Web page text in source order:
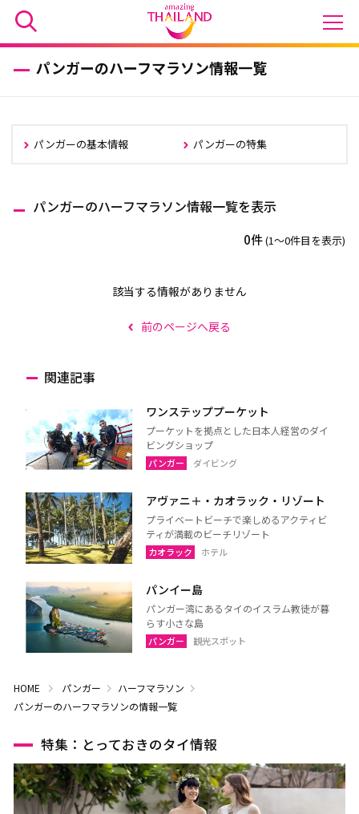
パンガーのハーフマラソン情報一覧
パンガーの基本情報 パンガーの特集
パンガーのハーフマラソン情報一覧を表示
0件(1〜0件目を表示)
該当する情報がありません
前のページへ戻る
関連記事
ワンステッププーケット
プーケットを拠点とした日本人経営のダイ
ビングショップ
パンガー ダイビング
アヴァニ＋・カオラック・リゾート
プライベートビーチで楽しめるアクティビ
ティが満載のビーチリゾート
カオラック ホテル
パンイー島
パンガー湾にあるタイのイスラム教徒が暮
らす小さな島
パンガー 観光スポット
HOME パンガー
ハーフマラソン
パンガーのハーフマラソンの情報一覧
特集：とっておきのタイ情報